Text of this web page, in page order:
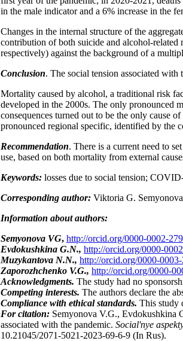
in the male indicator and a 6% increase in the
Changes in the internal structure of the
contribution of both suicide and alcohol-
respectively) against the background of a
Conclusion. The social tension associated
Mortality caused by alcohol, a traditional risk
developed in the 2000s. The only pronounced
consequences turned out to be the only cause
pronounced regional specific, identified by the
Recommendation. There is a current need to
use, based on both mortality from external
Keywords: losses due to social tension;
Corresponding author: Viktoria G.
Information about authors:
Semyonova VG, http://orcid.org/0000-0002-
Evdokushkina G.N., http://orcid.org/0000-
Muzykantova N.N., http://orcid.org/0000-
Zaporozhchenko V.G., http://orcid.org/0000-
Acknowledgments. The study had no
Competing interests. The authors declare the
Compliance with ethical standards. This study
For citation: Semyonova V.G., Evdokushkina
associated with the pandemic. Social'nye
10.21045/2071-5021-2023-69-6-9 (In Rus).